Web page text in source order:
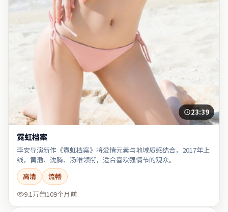
23:39
霓虹档案
李安导演新作《霓虹档案》将爱情元素与地域质感结合，2017年上
线，黄渤、沈腾、汤唯领衔，适合喜欢强情节的观众。
高清
流畅
9.1万
109个月前